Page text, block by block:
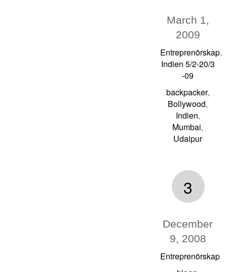
March 1,
2009
Entreprenörskap,
Indien 5/2-20/3
-09
backpacker,
Bollywood,
Indien,
Mumbai,
Udaipur
3
December
9, 2008
Entreprenörskap